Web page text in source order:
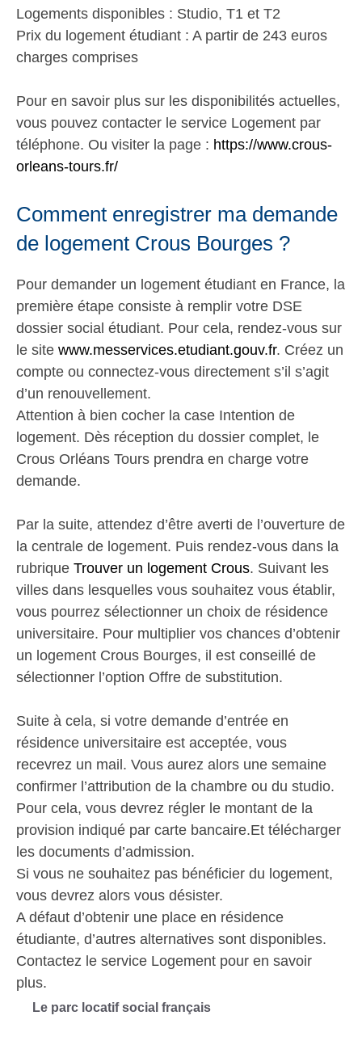
Logements disponibles : Studio, T1 et T2
Prix du logement étudiant : A partir de 243 euros
charges comprises
Pour en savoir plus sur les disponibilités actuelles,
vous pouvez contacter le service Logement par
téléphone. Ou visiter la page : https://www.crous-
orleans-tours.fr/
Comment enregistrer ma demande
de logement Crous Bourges ?
Pour demander un logement étudiant en France, la
première étape consiste à remplir votre DSE
dossier social étudiant. Pour cela, rendez-vous sur
le site www.messervices.etudiant.gouv.fr. Créez un
compte ou connectez-vous directement s’il s’agit
d’un renouvellement.
Attention à bien cocher la case Intention de
logement. Dès réception du dossier complet, le
Crous Orléans Tours prendra en charge votre
demande.
Par la suite, attendez d’être averti de l’ouverture de
la centrale de logement. Puis rendez-vous dans la
rubrique Trouver un logement Crous. Suivant les
villes dans lesquelles vous souhaitez vous établir,
vous pourrez sélectionner un choix de résidence
universitaire. Pour multiplier vos chances d’obtenir
un logement Crous Bourges, il est conseillé de
sélectionner l’option Offre de substitution.
Suite à cela, si votre demande d’entrée en
résidence universitaire est acceptée, vous
recevrez un mail. Vous aurez alors une semaine
confirmer l’attribution de la chambre ou du studio.
Pour cela, vous devrez régler le montant de la
provision indiqué par carte bancaire.Et télécharger
les documents d’admission.
Si vous ne souhaitez pas bénéficier du logement,
vous devrez alors vous désister.
A défaut d’obtenir une place en résidence
étudiante, d’autres alternatives sont disponibles.
Contactez le service Logement pour en savoir
plus.
Le parc locatif social français